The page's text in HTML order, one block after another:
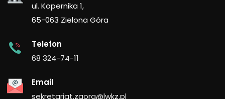
ul. Kopernika 1,
65-063 Zielona Góra
Telefon
68 324-74-11
Email
sekretariat.zgora@lwkz.pl